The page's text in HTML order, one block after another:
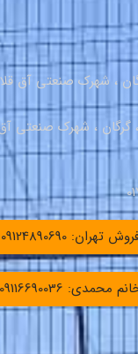
، شهرک صنعتی آق قلا
تهران: 09124890690
محمدی: 09116690036